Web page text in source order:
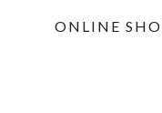
ONLINE